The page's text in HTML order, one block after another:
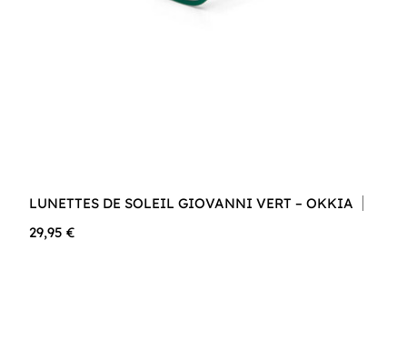
LUNETTES DE SOLEIL GIOVANNI VERT – OKKIA
29,95 €